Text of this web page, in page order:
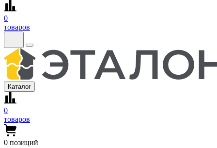
0
товаров
Каталог
0
товаров
0 позиций